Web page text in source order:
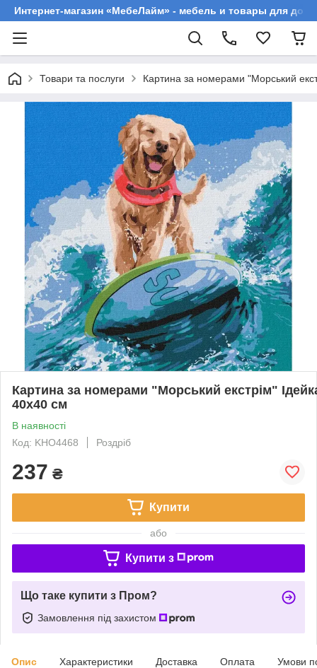
Интернет-магазин «МебеЛайм» - мебель и товары для
Товари та послуги Картина за номерами "Морський
Картина за номерами "Морський екстрім"
40х40 см
В наявності
Код: KHO4468
Роздріб
237 ₴
Купити
або
Купити з
Що таке купити з Пром?
Замовлення під захистом
Опис Характеристики Доставка Оплата Умови